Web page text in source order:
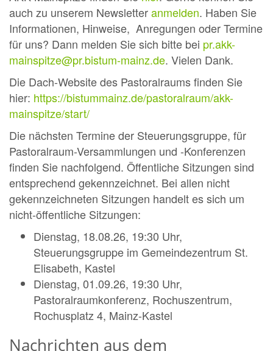
auch zu unserem Newsletteranmelden. Haben Sie
Informationen, Hinweise, Anregungen oder Termine
für uns? Dann melden Sie sich bitte bei pr.akk-
mainspitze@pr.bistum-mainz.de. Vielen Dank.
Die Dach-Website des Pastoralraums finden Sie
hier: https://bistummainz.de/pastoralraum/akk-
mainspitze/start/
Die nächsten Termine der Steuerungsgruppe, für
Pastoralraum-Versammlungen und -Konferenzen
finden Sie nachfolgend. Öffentliche Sitzungen sind
entsprechend gekennzeichnet. Bei allen nicht
gekennzeichneten Sitzungen handelt es sich um
nicht-öffentliche Sitzungen:
Dienstag, 18.08.26, 19:30 Uhr,
Steuerungsgruppe im Gemeindezentrum St.
Elisabeth, Kastel
Dienstag, 01.09.26, 19:30 Uhr,
Pastoralraumkonferenz, Rochuszentrum,
Rochusplatz 4, Mainz-Kastel
Nachrichten aus dem